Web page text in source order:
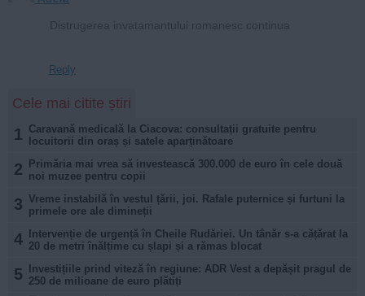
Reply
Cele mai citite știri
1 Caravană medicală la Ciacova: consultații gratuite pentru
locuitorii din oraș și satele aparținătoare
2
Primăria mai vrea să investească 300.000 de euro în cele două
noi muzee pentru copii
3 Vreme instabilă în vestul țării, joi. Rafale puternice și furtuni la
primele ore ale dimineții
4
Intervenție de urgență în Cheile Rudăriei. Un tânăr s-a cățărat la
20 de metri înălțime cu șlapi și a rămas blocat
5
Investițiile prind viteză în regiune: ADR Vest a depășit pragul de
250 de milioane de euro plătiți